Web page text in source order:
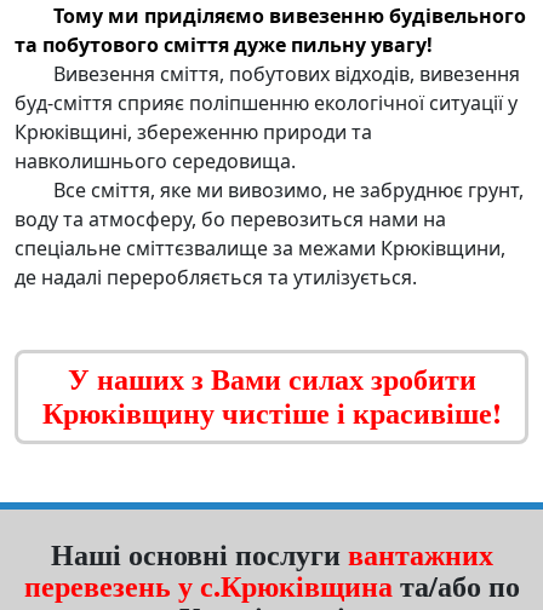
Тому ми приділяємо вивезенню будівельного
та побутового сміттядуже пильну увагу!
Вивезення сміття, побутових відходів, вивезення
буд-сміття сприяє поліпшенню екологічної ситуації у
Крюківщині, збереженню природи та
навколишнього середовища.
Все сміття, яке ми вивозимо, не забруднює грунт,
воду та атмосферу, бо перевозиться нами на
спеціальне сміттєзвалище за межами Крюківщини,
де надалі переробляється та утилізується.
У наших з Вами силах зробити
Крюківщину чистіше і красивіше!
Наші основні послугивантажних
перевезень у с.Крюківщината/або по